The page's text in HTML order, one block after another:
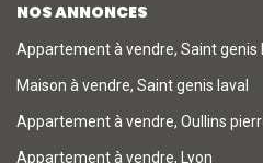
NOS ANNONCES
Appartement à vendre, Saint genis
Maison à vendre, Saint genis laval
Appartement à vendre, Oullins
Appartement à vendre, Lyon